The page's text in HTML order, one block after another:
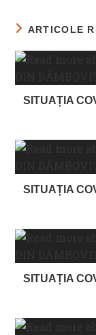
ARTICOLE
SITUAȚIA
SITUAȚIA
SITUAȚIA